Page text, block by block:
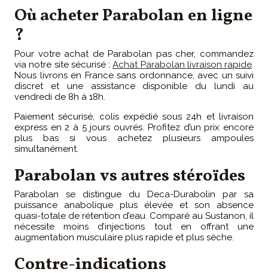
Où acheter Parabolan en ligne
?
Pour votre achat de Parabolan pas cher, commandez
via notre site sécurisé :Achat Parabolan livraison rapide.
Nous livrons en France sans ordonnance, avec un suivi
discret et une assistance disponible du lundi au
vendredi de 8h à 18h.
Paiement sécurisé, colis expédié sous 24h et livraison
express en 2 à 5 jours ouvrés. Profitez d’un prix encore
plus bas si vous achetez plusieurs ampoules
simultanément.
Parabolan vs autres stéroïdes
Parabolan se distingue du Deca-Durabolin par sa
puissance anabolique plus élevée et son absence
quasi-totale de rétention d’eau. Comparé au Sustanon, il
nécessite moins d’injections tout en offrant une
augmentation musculaire plus rapide et plus sèche.
Contre-indications